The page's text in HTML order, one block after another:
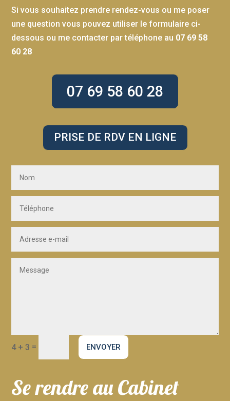
Si vous souhaitez prendre rendez-vous ou me poser
une question vous pouvez utiliser le formulaire ci-
dessous ou me contacter par téléphone au 07 69 58
60 28
07 69 58 60 28
PRISE DE RDV EN LIGNE
4 + 3 = ENVOYER
Se rendre au Cabinet